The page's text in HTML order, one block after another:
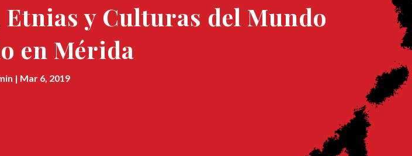
y Culturas del Mundo
en Mérida
Mar 6, 2019